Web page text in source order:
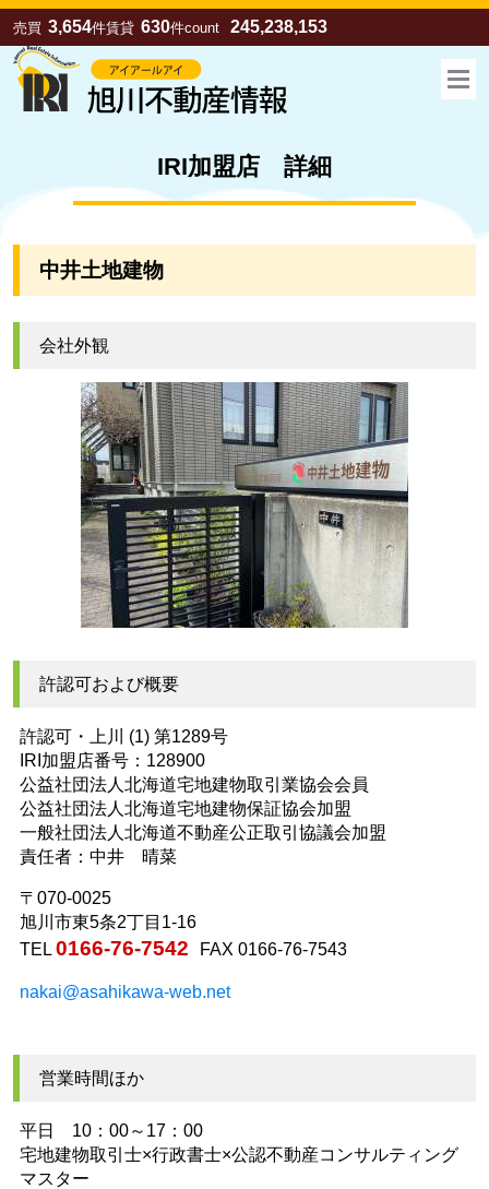
売買 3,654件賃貸 630件count 245,238,153
お気に入り 売買
IRI加盟店 詳細
中井土地建物
会社外観
許認可および概要
許認可・上川 (1) 第1289号
IRI加盟店番号：128900
公益社団法人北海道宅地建物取引業協会会員
公益社団法人北海道宅地建物保証協会加盟
一般社団法人北海道不動産公正取引協議会加盟
責任者：中井 晴菜
〒070-0025
旭川市東5条2丁目1-16
TEL 0166-76-7542 FAX 0166-76-7543
nakai@asahikawa-web.net
営業時間ほか
平日 10：00～17：00
宅地建物取引士×行政書士×公認不動産コンサルティング
マスター